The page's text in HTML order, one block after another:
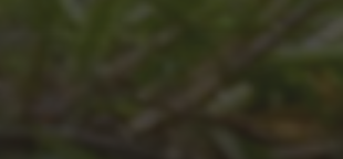
JAHRBUCH 2025/2026